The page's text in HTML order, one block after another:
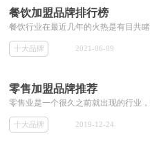
餐饮加盟品牌排行榜
十大品牌 2021-06-09
零售加盟品牌推荐
十大品牌 2019-12-24